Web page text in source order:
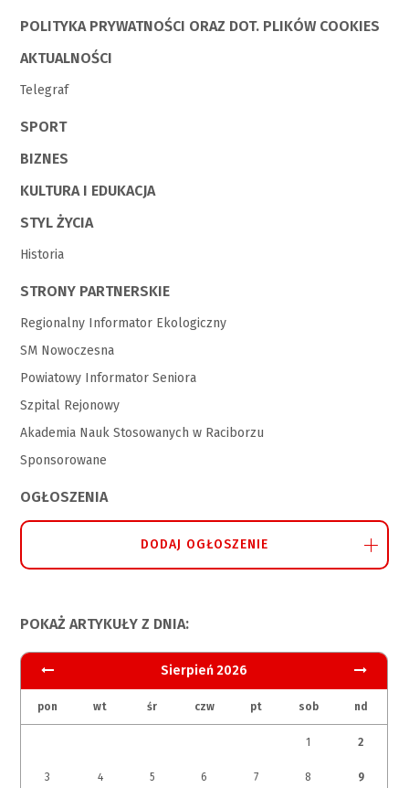
POLITYKA PRYWATNOŚCI ORAZ DOT. PLIKÓW COOKIES
AKTUALNOŚCI
Telegraf
SPORT
BIZNES
KULTURA I EDUKACJA
STYL ŻYCIA
Historia
STRONY PARTNERSKIE
Regionalny Informator Ekologiczny
SM Nowoczesna
Powiatowy Informator Seniora
Szpital Rejonowy
Akademia Nauk Stosowanych w Raciborzu
Sponsorowane
OGŁOSZENIA
DODAJ OGŁOSZENIE
POKAŻ ARTYKUŁY Z DNIA:
Sierpień 2026
pon wt śr czw pt sob nd
1 2
3 4 5 6 7 8 9